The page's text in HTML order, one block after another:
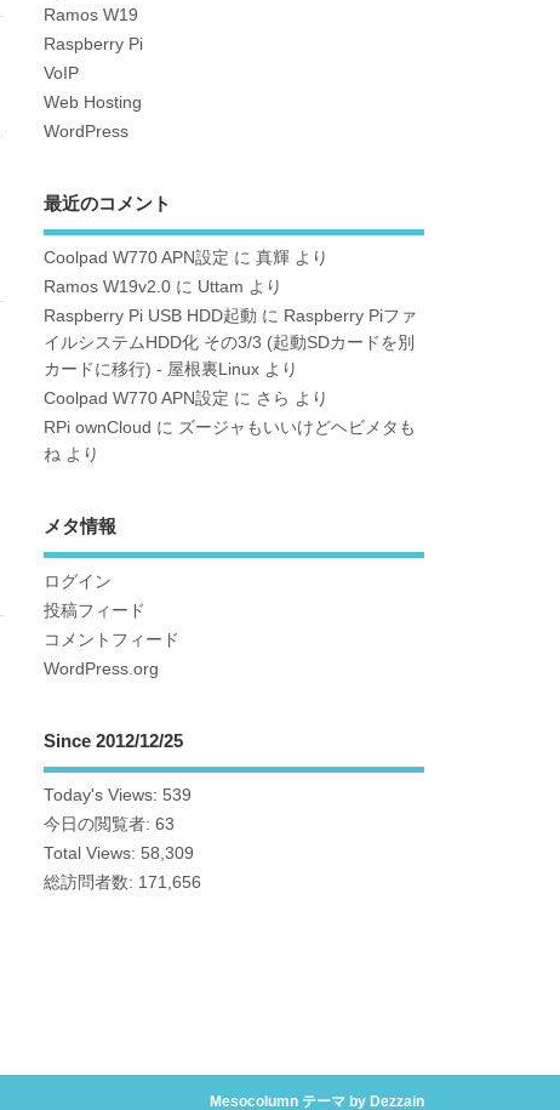
Ramos W19
Raspberry Pi
VoIP
Web Hosting
WordPress
最近のコメント
Coolpad W770 APN設定 に真輝 より
Ramos W19v2.0 に Uttam より
Raspberry Pi USB HDD起動 に Raspberry Piファ
イルシステムHDD化 その3/3 (起動SDカードを別
カードに移行) - 屋根裏Linux より
Coolpad W770 APN設定 に さら より
RPi ownCloud に ズージャもいいけどヘビメタも
ね より
メタ情報
ログイン
投稿フィード
コメントフィード
WordPress.org
Since 2012/12/25
Today's Views:539
今日の閲覧者:63
Total Views:58,309
総訪問者数: 171,656
Mesocolumn テーマ by Dezzain